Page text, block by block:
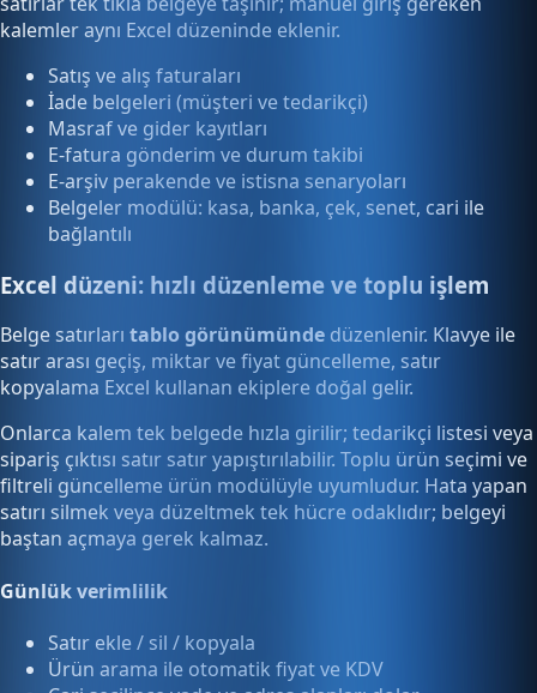
kalemler aynı Excel düzeninde eklenir.
Satış ve alış faturaları
İade belgeleri (müşteri ve tedarikçi)
Masraf ve gider kayıtları
E-fatura gönderim ve durum takibi
E-arşiv perakende ve istisna senaryoları
Belgeler modülü: kasa, banka, çek, senet, cari ile
bağlantılı
Excel düzeni: hızlı düzenleme ve toplu işlem
Belge satırları tablo görünümünde düzenlenir. Klavye ile
satır arası geçiş, miktar ve fiyat güncelleme, satır
kopyalama Excel kullanan ekiplere doğal gelir.
Onlarca kalem tek belgede hızla girilir; tedarikçi listesi veya
sipariş çıktısı satır satır yapıştırılabilir. Toplu ürün seçimi ve
filtreli güncelleme ürün modülüyle uyumludur. Hata yapan
satırı silmek veya düzeltmek tek hücre odaklıdır; belgeyi
baştan açmaya gerek kalmaz.
Günlük verimlilik
Satır ekle / sil / kopyala
Ürün arama ile otomatik fiyat ve KDV